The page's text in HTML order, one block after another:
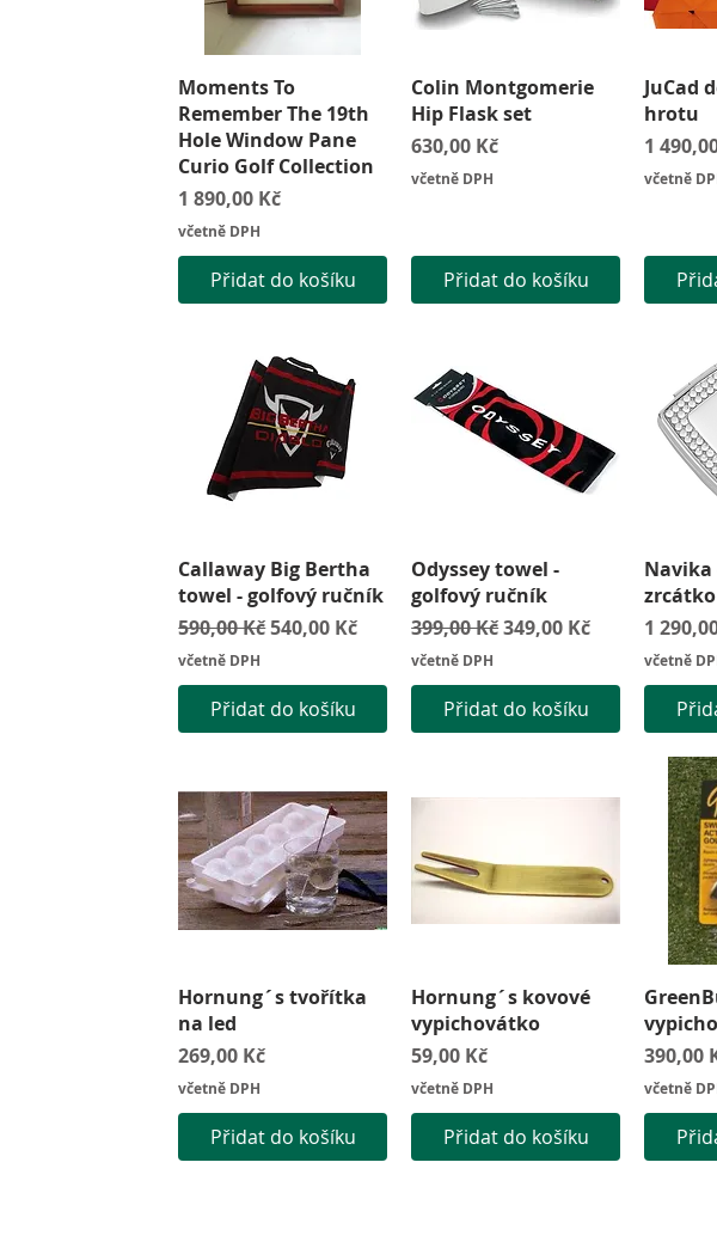
Rychlý náhled
Moments To
Remember The 19th
Hole Window Pane
Curio Golf Collection
Cena
1 890,00 Kč
včetně DPH
Přidat do košíku
Rychlý náhled
Colin Montgomerie
Hip Flask set
Cena
630,00 Kč
včetně DPH
Přidat do košíku
JuCad
hrotu
Cena
1
včetně
Rychlý náhled
Callaway Big Bertha
towel - golfový ručník
Běžná cena
590,00 KčZvýhodněná cena
540,00 Kč
včetně DPH
Přidat do košíku
Rychlý náhled
Odyssey towel -
golfový ručník
Běžná cena
399,00 KčZvýhodněná cena
349,00 Kč
včetně DPH
Přidat do košíku
Navika
zrcátko
Cena
1
včetně
Rychlý náhled
Hornung´s tvořítka
na led
Cena
269,00 Kč
včetně DPH
Přidat do košíku
Rychlý náhled
Hornung´s kovové
vypichovátko
Cena
59,00 Kč
včetně DPH
Přidat do košíku
Cena
390,00
včetně